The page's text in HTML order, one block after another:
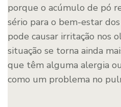
porque o acúmulo de pó
sério para o bem-estar
pode causar irritação nos
situação se torna ainda
que têm alguma alergia
como um problema no